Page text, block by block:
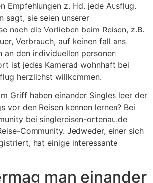
Empfehlungen z. Hd. jede Ausflug.
sagt, sie seien unserer
nach die Vorlieben beim Reisen, z.B.
Verbrauch, auf keinen fall ans
an den individuellen personen
ist jedes Kamerad wohnhaft bei
herzlichst willkommen.
Griff haben einander Singles leer der
vor den Reisen kennen lernen? Bei
bei singlereisen-ortenau.de
Community. Jedweder, einer sich
hat einige interessante
man einander